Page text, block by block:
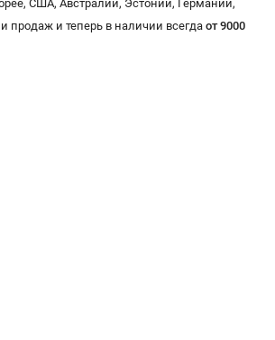
США, Австралии, Эстонии, Германии,
продаж и теперь в наличии всегдаот 9000